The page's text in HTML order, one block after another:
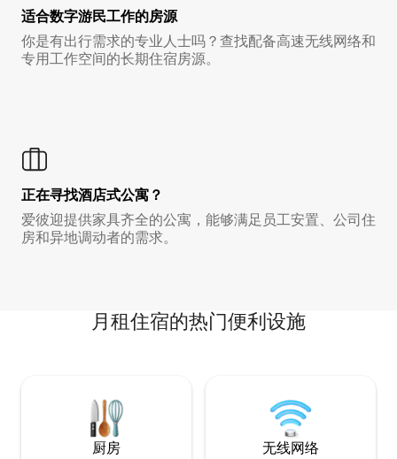
适合数字游民工作的房源
你是有出行需求的专业人士吗？查找配备高速无线网络和
专用工作空间的长期住宿房源。
正在寻找酒店式公寓？
爱彼迎提供家具齐全的公寓，能够满足员工安置、公司住
房和异地调动者的需求。
月租住宿的热门便利设施
厨房 无线网络